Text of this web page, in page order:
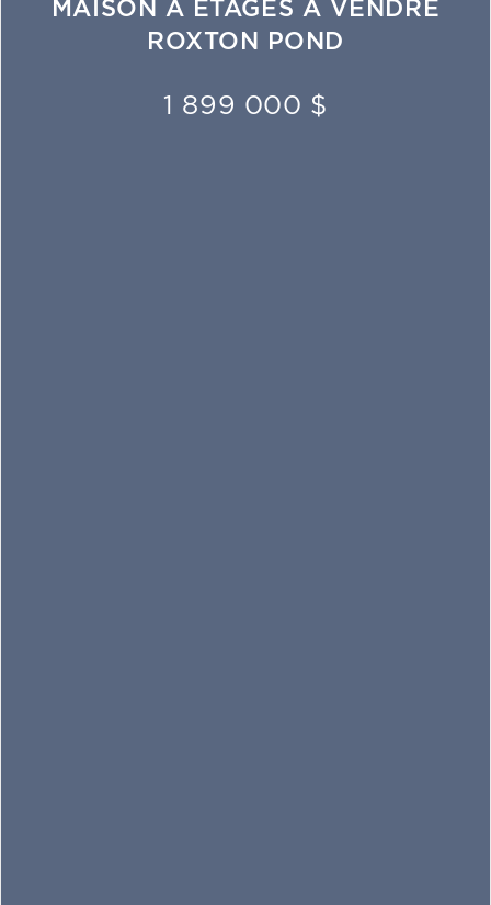
MAISON À ÉTAGES À VENDRE
ROXTON POND
1 899 000 $